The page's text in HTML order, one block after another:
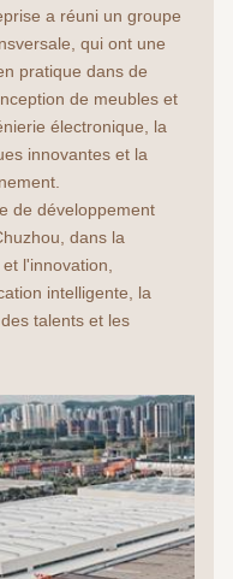
a réuni un groupe
qui ont une
pratique dans de
de meubles et
électronique, la
innovantes et la
de développement
dans la
l'innovation,
intelligente, la
talents et les